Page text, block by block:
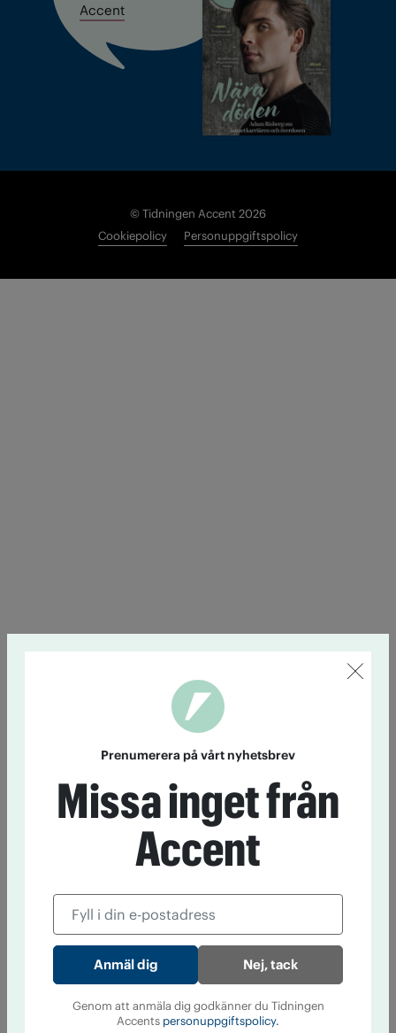
Accent
© Tidningen Accent 2026
Cookiepolicy
Personuppgiftspolicy
Prenumerera på vårt nyhetsbrev
Missa inget från
Accent
Nej, tack
Genom att anmäla dig godkänner du Tidningen
Accents personuppgiftspolicy.